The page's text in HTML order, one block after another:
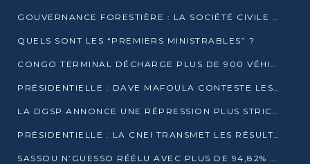
GOUVERNANCE FORESTIÈRE : LA SOCIÉTÉ CIVILE CONGOLAISE AFFICHE SES PRIORITÉS POUR 2026
QUELS SONT LES “PREMIERS MINISTRABLES” ?
CONGO TERMINAL DÉCHARGE PLUS DE 900 VÉHICULES EN QUELQUES HEURES
PRÉSIDENTIELLE : DAVE MAFOULA CONTESTE LES RÉSULTATS PROVISOIRES
LA DGSP ANNONCE UNE RÉPRESSION PLUS STRICTE CONTRE LES MOTO-TAXIS
PRÉSIDENTIELLE : LA CNEI TRANSMET LES RÉSULTATS PROVISOIRES À LA COUR CONSTITUTIONNELLE
SASSOU N’GUESSO RÉÉLU AVEC PLUS DE 94,82% DES VOIX